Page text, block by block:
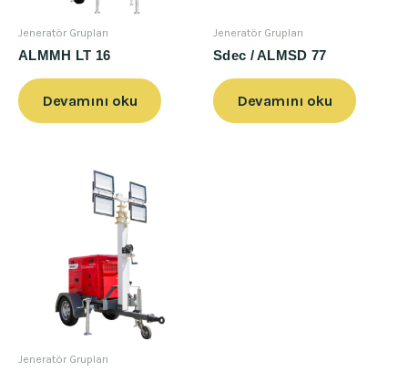
Jeneratör Grupları
ALMMH LT 16
Devamını oku
Jeneratör Grupları
Sdec / ALMSD 77
Devamını oku
Jeneratör Grupları